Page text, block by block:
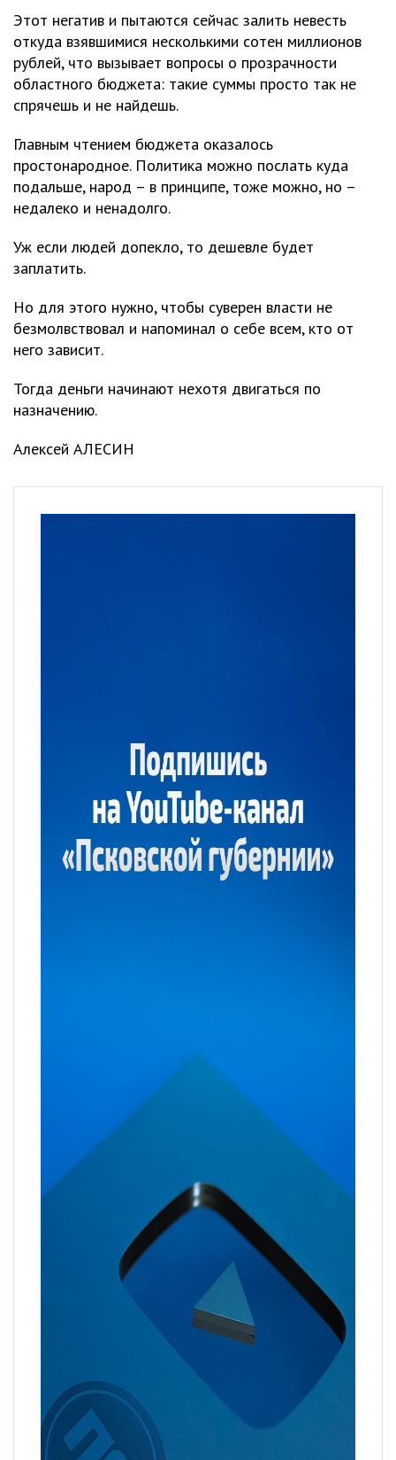
Этот негатив и пытаются сейчас залить невесть
откуда взявшимися несколькими сотен миллионов
рублей, что вызывает вопросы о прозрачности
областного бюджета: такие суммы просто так не
спрячешь и не найдешь.
Главным чтением бюджета оказалось
простонародное. Политика можно послать куда
подальше, народ – в принципе, тоже можно, но –
недалеко и ненадолго.
Уж если людей допекло, то дешевле будет
заплатить.
Но для этого нужно, чтобы суверен власти не
безмолвствовал и напоминал о себе всем, кто от
него зависит.
Тогда деньги начинают нехотя двигаться по
назначению.
Алексей АЛЕСИН